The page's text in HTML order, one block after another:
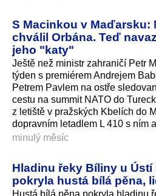
S Macinkou v Maďarsku:
chválil Orbána. Teď
jeho "katy"
Ještě než ministr zahraničí Petr
týden s premiérem Andrejem
Petrem Pavlem na ostře
cestu na summit NATO do
z letiště v pražských Kbelích do
dopravním letadlem L 410 s ním
minulý měsíc
Hladinu řeky Bíliny u Ústí
pokryla hustá bílá pěna,
Hustá bílá pěna pokryla hladinu